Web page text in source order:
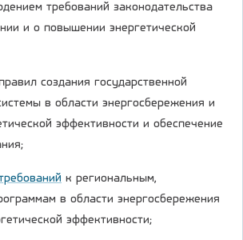
требований законодательства
и о повышении энергетической
создания государственной
в области энергосбережения и
эффективности и обеспечение
к региональным,
в области энергосбережения
эффективности;